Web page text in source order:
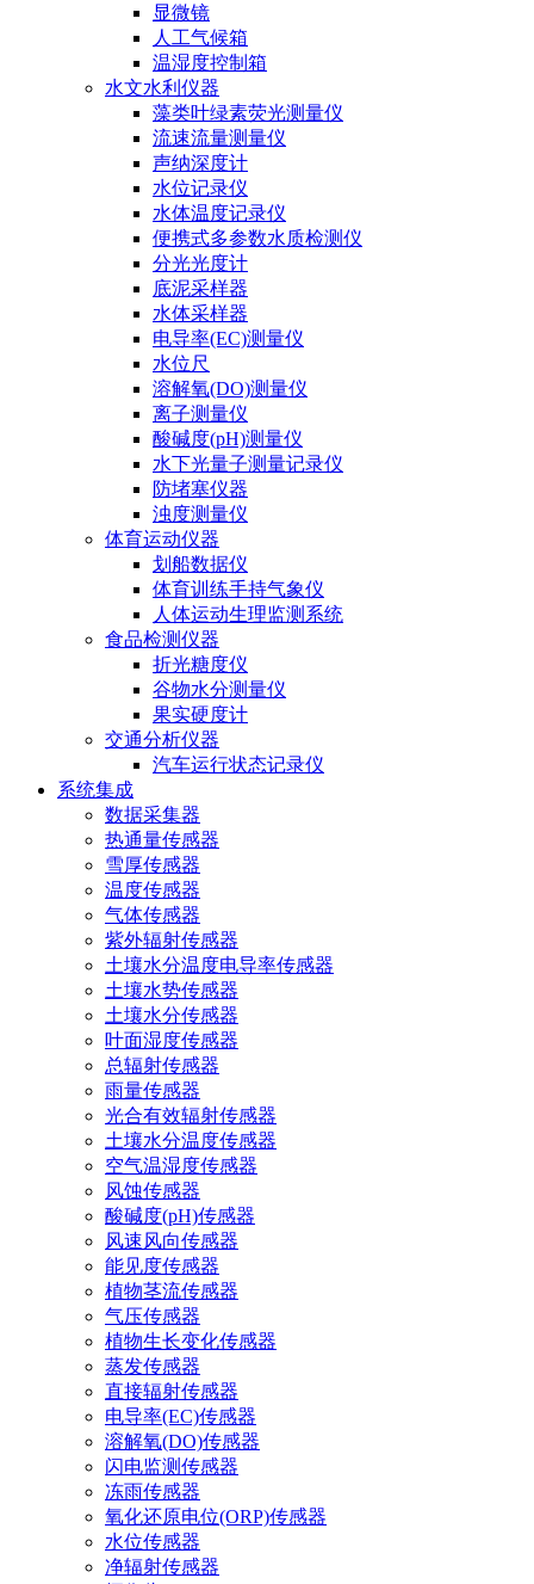
显微镜
人工气候箱
温湿度控制箱
水文水利仪器
藻类叶绿素荧光测量仪
流速流量测量仪
声纳深度计
水位记录仪
水体温度记录仪
便携式多参数水质检测仪
分光光度计
底泥采样器
水体采样器
电导率(EC)测量仪
水位尺
溶解氧(DO)测量仪
离子测量仪
酸碱度(pH)测量仪
水下光量子测量记录仪
防堵塞仪器
浊度测量仪
体育运动仪器
划船数据仪
体育训练手持气象仪
人体运动生理监测系统
食品检测仪器
折光糖度仪
谷物水分测量仪
果实硬度计
交通分析仪器
汽车运行状态记录仪
系统集成
数据采集器
热通量传感器
雪厚传感器
温度传感器
气体传感器
紫外辐射传感器
土壤水分温度电导率传感器
土壤水势传感器
土壤水分传感器
叶面湿度传感器
总辐射传感器
雨量传感器
光合有效辐射传感器
土壤水分温度传感器
空气温湿度传感器
风蚀传感器
酸碱度(pH)传感器
风速风向传感器
能见度传感器
植物茎流传感器
气压传感器
植物生长变化传感器
蒸发传感器
直接辐射传感器
电导率(EC)传感器
溶解氧(DO)传感器
闪电监测传感器
冻雨传感器
氧化还原电位(ORP)传感器
水位传感器
净辐射传感器